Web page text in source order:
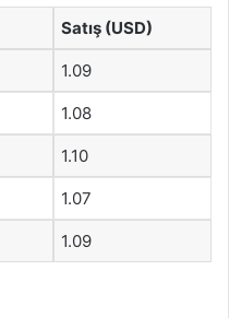
Satış (USD)
1.09
1.08
1.10
1.07
1.09